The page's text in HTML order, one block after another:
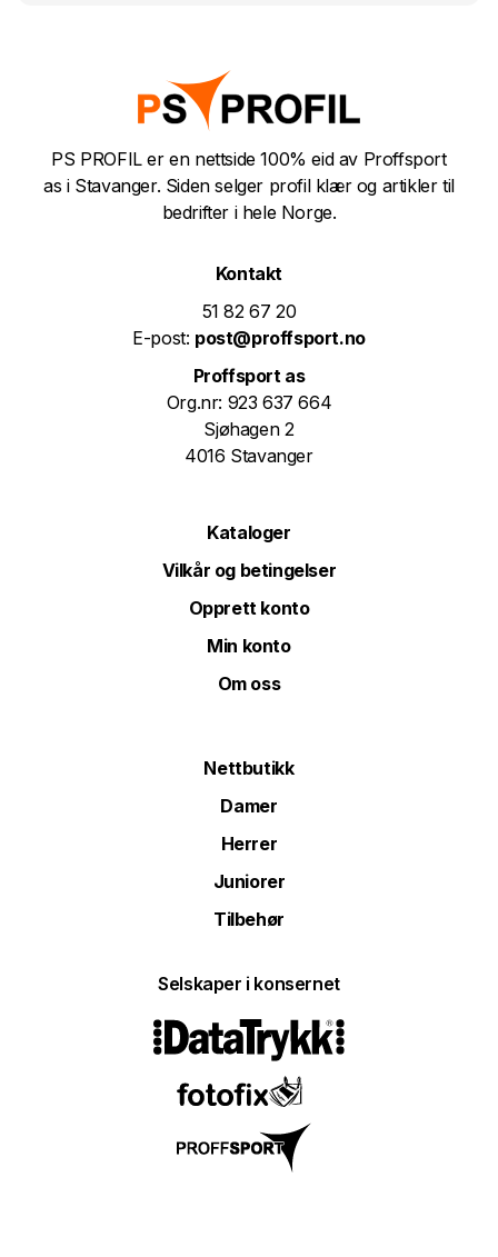
PS PROFIL er en nettside 100% eid av Proffsport
as i Stavanger. Siden selger profil klær og artikler til
bedrifter i hele Norge.
Kontakt
51 82 67 20
E-post: post@proffsport.no
Proffsport as
Org.nr: 923 637 664
Sjøhagen 2
4016 Stavanger
Kataloger
Vilkår og betingelser
Opprett konto
Min konto
Om oss
Nettbutikk
Damer
Herrer
Juniorer
Tilbehør
Selskaper i konsernet